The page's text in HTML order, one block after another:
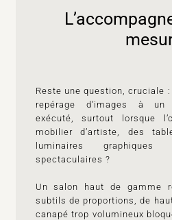
Reste une question, cruciale
repérage d’images à un
exécuté, surtout lorsque
mobilier d’artiste, des
luminaires
spectaculaires ?
Un salon haut de gamme
subtils de proportions, de
canapé trop volumineux